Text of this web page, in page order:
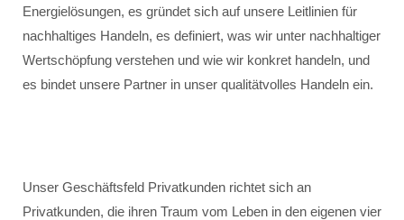
Energielösungen, es gründet sich auf unsere Leitlinien für
nachhaltiges Handeln, es definiert, was wir unter nachhaltiger
Wertschöpfung verstehen und wie wir konkret handeln, und
es bindet unsere Partner in unser qualitätvolles Handeln ein.
Unser Geschäftsfeld Privatkunden richtet sich an
Privatkunden, die ihren Traum vom Leben in den eigenen vier